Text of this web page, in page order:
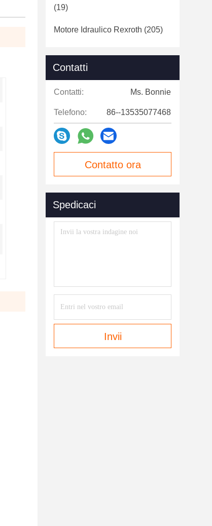
(19)
Motore Idraulico Rexroth (205)
Contatti
Contatti: Ms. Bonnie
Telefono: 86--13535077468
Contatto ora
Spedicaci
Invii